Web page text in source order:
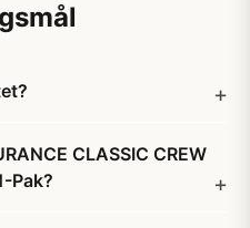
CLASSIC CREW
Pak?